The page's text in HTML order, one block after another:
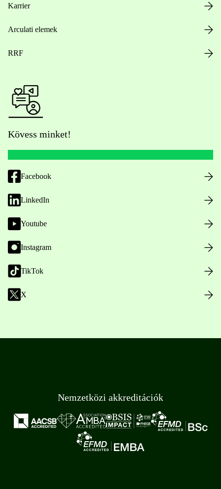
Karrier
Arculati elemek
RRF
Kövess minket!
Facebook
LinkedIn
Youtube
Instagram
TikTok
X
Nemzetközi akkreditációk